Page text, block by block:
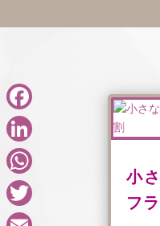
小
フ
Facebook
LinkedIn
WhatsApp
Twitter